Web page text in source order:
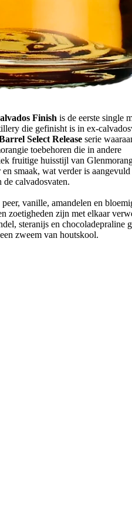
Finish is de eerste single
die gefinisht is in ex-
Select Release serie
toebehoren die in andere
fruitige huisstijl van
smaak, wat verder is aangevuld
de calvadosvaten.
vanille, amandelen en
zoetigheden zijn met elkaar
steranijs en chocoladepraline
zweem van houtskool.